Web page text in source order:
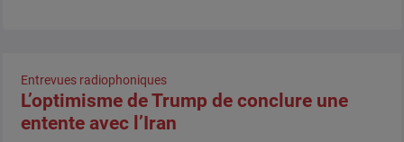
Entrevues radiophoniques
L’optimisme de Trump de conclure une
entente avec l’Iran